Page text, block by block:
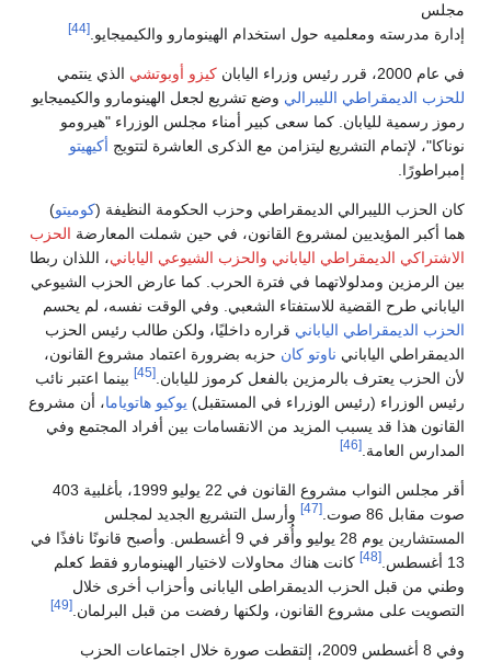
مجلس
إدارة مدرسته ومعلميه حول استخدام الهينومارو والكيميجايو. [44]
في عام 2000، قرر رئيس وزراء اليابان كيزو أوبوتشي الذي ينتمي
للحزب الديمقراطي الليبرالي وضع تشريع لجعل الهينومارو والكيميجايو
رموز رسمية لليابان. كما سعى كبير أمناء مجلس الوزراء "هيرومو
نوناكا"، لإتمام التشريع ليتزامن مع الذكرى العاشرة لتتويج أكيهيتو
إمبراطورًا.
كان الحزب الليبرالي الديمقراطي وحزب الحكومة النظيفة (كوميتو)
هما أكبر المؤيديين لمشروع القانون، في حين شملت المعارضة الحزب
الاشتراكي الديمقراطي الياباني والحزب الشيوعي الياباني، اللذان ربطا
بين الرمزين ومدلولاتهما في فترة الحرب. كما عارض الحزب الشيوعي
الياباني طرح القضية للاستفتاء الشعبي. وفي الوقت نفسه، لم يحسم
الحزب الديمقراطي الياباني قراره داخليًا، ولكن طالب رئيس الحزب
الديمقراطي الياباني ناوتو كان حزبه بضرورة اعتماد مشروع القانون،
لأن الحزب يعترف بالرمزين بالفعل كرموز لليابان. [45]
بينما اعتبر نائب
رئيس الوزراء (رئيس الوزراء في المستقبل) يوكيو هاتوياما، أن مشروع
القانون هذا قد يسبب المزيد من الانقسامات بين أفراد المجتمع وفي
المدارس العامة. [46]
أقر مجلس النواب مشروع القانون في 22 يوليو 1999، بأغلبية 403
صوت مقابل 86 صوت.
[47]
وأرسل التشريع الجديد لمجلس
المستشارين يوم 28 يوليو وأُقر في 9 أغسطس. وأصبح قانونًا نافذًا في
13 أغسطس.
[48]
كانت هناك محاولات لاختيار الهينومارو فقط كعلم
وطني من قبل الحزب الديمقراطى اليابانى وأحزاب أخرى خلال
التصويت على مشروع القانون، ولكنها رفضت من قبل البرلمان. [49]
وفي 8 أغسطس 2009، إلتقطت صورة خلال اجتماعات الحزب